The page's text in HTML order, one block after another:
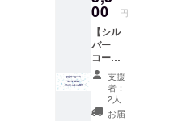
00 円
【シル
バー
コー
ス】 ・
「STAR
GAZER
」公演
支援
者：
2人
お届